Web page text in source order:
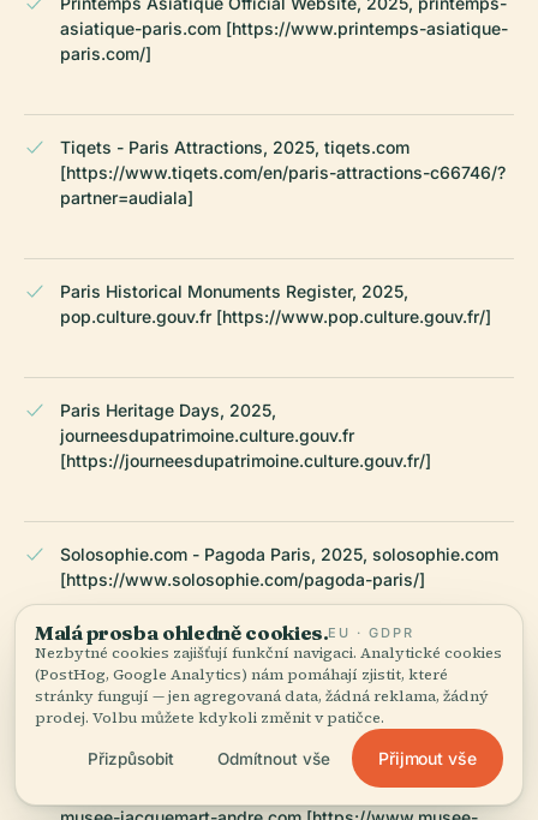
asiatique-paris.com [https://www.printemps-asiatique-
paris.com/]
Tiqets - Paris Attractions, 2025, tiqets.com
[https://www.tiqets.com/en/paris-attractions-c66746/?
partner=audiala]
Paris Historical Monuments Register, 2025,
pop.culture.gouv.fr [https://www.pop.culture.gouv.fr/]
Paris Heritage Days, 2025,
journeesdupatrimoine.culture.gouv.fr
[https://journeesdupatrimoine.culture.gouv.fr/]
Solosophie.com - Pagoda Paris, 2025, solosophie.com
[https://www.solosophie.com/pagoda-paris/]
Official Paris Tourism Board, 2025, en.parisinfo.com
[https://en.parisinfo.com/]
Musée Jacquemart-André Official Website, 2025,
Malá prosba ohledně cookies.EU · GDPR
Nezbytné cookies zajišťují funkční navigaci. Analytické cookies
(PostHog, Google Analytics) nám pomáhají zjistit, které
stránky fungují — jen agregovaná data, žádná reklama, žádný
prodej. Volbu můžete kdykoli změnit v patičce.
Přizpůsobit Odmítnout vše Přijmout vše